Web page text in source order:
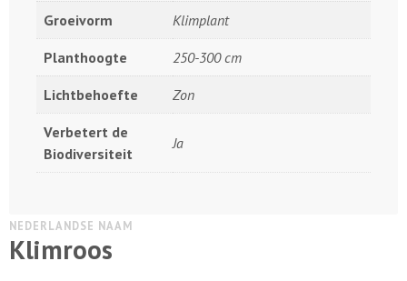
Groeivorm Klimplant
Planthoogte 250-300 cm
Lichtbehoefte Zon
Verbetert de
Biodiversiteit
Ja
NEDERLANDSE NAAM
Klimroos